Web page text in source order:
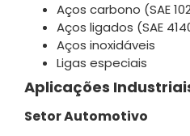
Aços carbono (SAE
Aços ligados (SAE
Aços inoxidáveis
Ligas especiais
Aplicações
Setor Automotivo